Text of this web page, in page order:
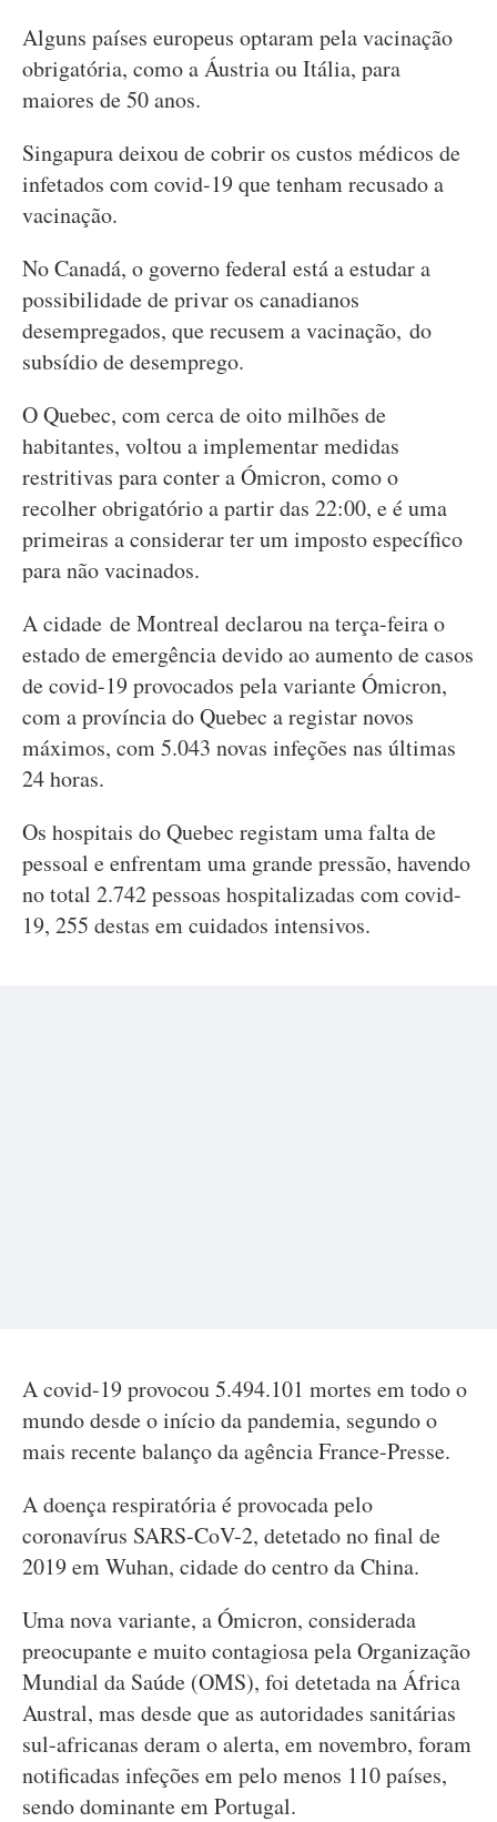
Alguns países europeus optaram pela vacinação
obrigatória, como a Áustria ou Itália, para
maiores de 50 anos.
Singapura deixou de cobrir os custos médicos de
infetados com covid-19 que tenham recusado a
vacinação.
No Canadá, o governo federal está a estudar a
possibilidade de privar os canadianos
desempregados, que recusem a vacinação, do
subsídio de desemprego.
O Quebec, com cerca de oito milhões de
habitantes, voltou a implementar medidas
restritivas para conter a Ómicron, como o
recolher obrigatório a partir das 22:00, e é uma
primeiras a considerar ter um imposto específico
para não vacinados.
A cidade de Montreal declarou na terça-feira o
estado de emergência devido ao aumento de casos
de covid-19 provocados pela variante Ómicron,
com a província do Quebec a registar novos
máximos, com 5.043 novas infeções nas últimas
24 horas.
Os hospitais do Quebec registam uma falta de
pessoal e enfrentam uma grande pressão, havendo
no total 2.742 pessoas hospitalizadas com covid-
19, 255 destas em cuidados intensivos.
A covid-19 provocou 5.494.101 mortes em todo o
mundo desde o início da pandemia, segundo o
mais recente balanço da agência France-Presse.
A doença respiratória é provocada pelo
coronavírus SARS-CoV-2, detetado no final de
2019 em Wuhan, cidade do centro da China.
Uma nova variante, a Ómicron, considerada
preocupante e muito contagiosa pela Organização
Mundial da Saúde (OMS), foi detetada na África
Austral, mas desde que as autoridades sanitárias
sul-africanas deram o alerta, em novembro, foram
notificadas infeções em pelo menos 110 países,
sendo dominante em Portugal.